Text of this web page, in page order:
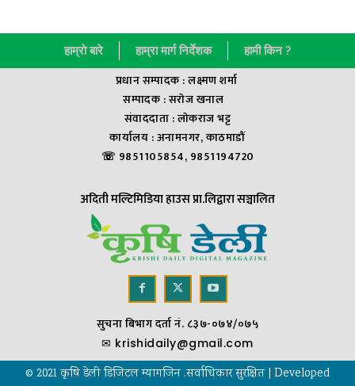
हाम्राे बारे हाम्रा मार्ग निर्देशक हामी किन ?
प्रधान सम्पादक : लक्ष्मण शर्मा
सम्पादक : सराेज खनाल
संवाददाता : लाेकराज भट्ट
कार्यालय : अनामनगर, काठमाडौं
☏ 9851105854, 9851194720
अदिती मल्टिमिडिया हाउस प्रा.लिद्वारा सञ्चालित
सुचना बिभाग दर्ता नं. ८३७-०७४/०७५
✉ krishidaily@gmail.com
© 2021 कृषि डेली डिजिटल म्यागजिन .सर्वाधिकार सुरक्षित | Developed